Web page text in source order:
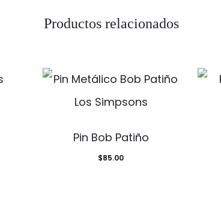
Productos relacionados
Pin Bob Patiño
$85.00